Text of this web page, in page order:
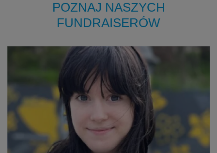
POZNAJ NASZYCH
FUNDRAISERÓW